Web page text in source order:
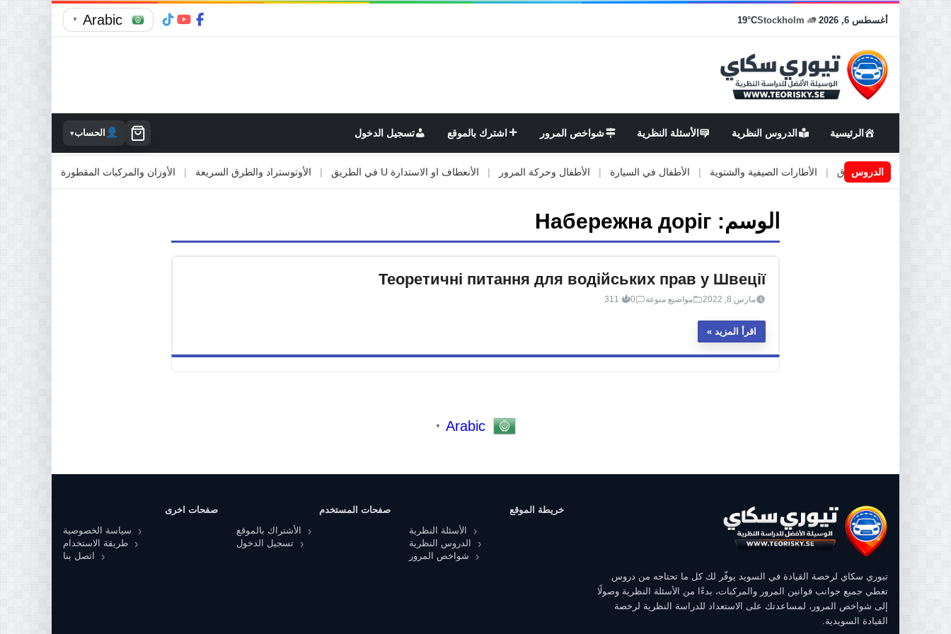
أغسطس 6, 2026 Stockholm
19°C
Arabic
▼
الرئيسية الدروس النظرية الأسئلة النظرية شواخص المرور اشترك بالموقع تسجيل الدخول الحساب▾
الدروس
اعمال او صيانة الطرق الأطارات الصيفية والشتوية | الأطفال في السيارة | الأطفال وحركة المرور الأنعطاف او الاستدارة U في الطريق | الأوتوستراد والطرق السريعة | الأوزان والمركبات المقطورة | الاصطدام
الوسم: Набережна доріг
Теоретичні питання для водійських прав у Швеції
مارس 8, 2022 مواضيع منوعة 0
311
اقرأ المزيد
Arabic
▼
تيوري سكاي لرخصة القيادة في السويد يوفّر لك كل ما تحتاجه من دروس
تغطي جميع جوانب قوانين المرور والمركبات، بدءًا من الأسئلة النظرية وصولًا
إلى شواخص المرور، لمساعدتك على الاستعداد للدراسة النظرية لرخصة
القيادة السويدية.
خريطة الموقع
الأسئلة النظرية
الدروس النظرية
شواخص المرور
صفحات المستخدم
الأشتراك بالموقع
تسجيل الدخول
صفحات اخرى
سياسة الخصوصية
طريقة الاستخدام
اتصل بنا